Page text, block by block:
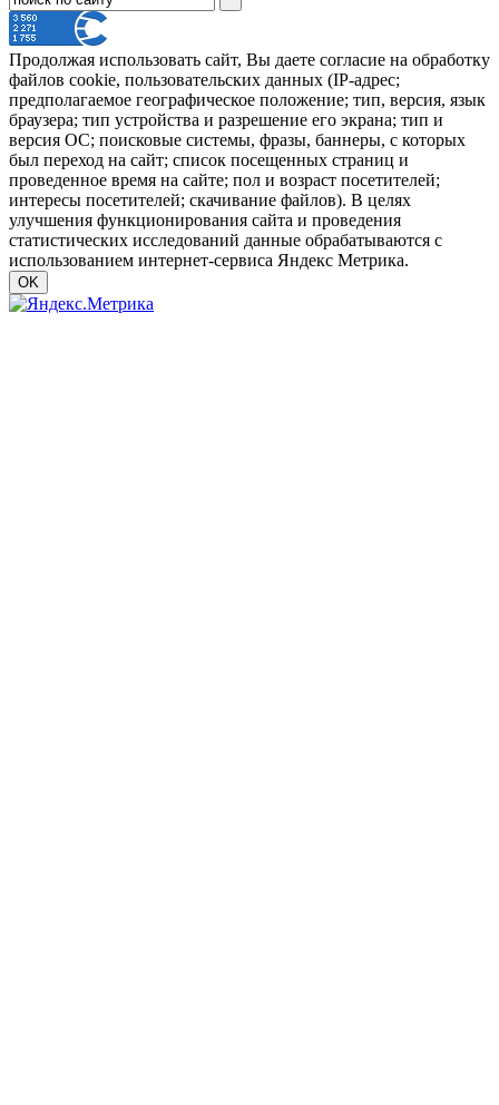
Продолжая использовать сайт, Вы даете согласие на обработку
файлов cookie, пользовательских данных (IP-адрес;
предполагаемое географическое положение; тип, версия, язык
браузера; тип устройства и разрешение его экрана; тип и
версия ОС; поисковые системы, фразы, баннеры, с которых
был переход на сайт; список посещенных страниц и
проведенное время на сайте; пол и возраст посетителей;
интересы посетителей; скачивание файлов). В целях
улучшения функционирования сайта и проведения
статистических исследований данные обрабатываются с
использованием интернет-сервиса Яндекс Метрика.
OK